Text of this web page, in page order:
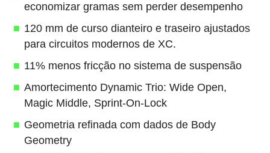
economizar gramas sem perder desempenho
120 mm de curso dianteiro e traseiro ajustados
para circuitos modernos de XC.
11% menos fricção no sistema de suspensão
Amortecimento Dynamic Trio: Wide Open,
Magic Middle, Sprint-On-Lock
Geometria refinada com dados de Body
Geometry